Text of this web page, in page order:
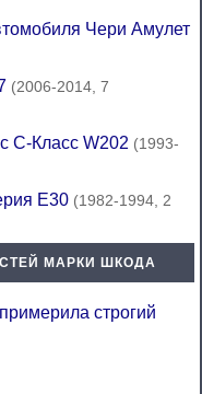
Чери Амулет
(2006-2014, 7
C-Класс W202 (1993-
Е30 (1982-1994, 2
МАРКИ ШКОДА
строгий